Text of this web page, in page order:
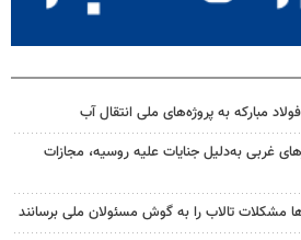
مبارکه به پروژه‌های ملی انتقال آب
غربی به‌دلیل جنایات علیه روسیه، مجازات
مشکلات تالاب را به گوش مسئولان ملی برسانند